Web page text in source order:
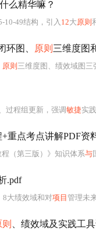
么精华嘛？
10-49结构，引入 12大原则
环图、 原则 三维度图
原则 三维度图、绩效域图三
过程组更新，强调敏捷实
（第三版）》知识体系与
.pdf
8大绩效域和对项目 管理未
则 、绩效域及实践工